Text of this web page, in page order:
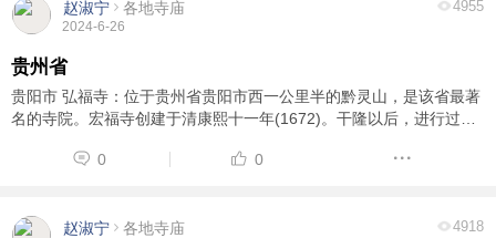
赵淑宁 各地寺庙
2024-6-26
4955
贵州省
贵阳市 弘福寺：位于贵州省贵阳市西一公里半的黔灵山，是该省最著
名的寺院。宏福寺创建于清康熙十一年(1672)。干隆以后，进行过多
各界捐助下，对寺院进行了全面整修。1983 ...
0 0
赵淑宁 各地寺庙 4918